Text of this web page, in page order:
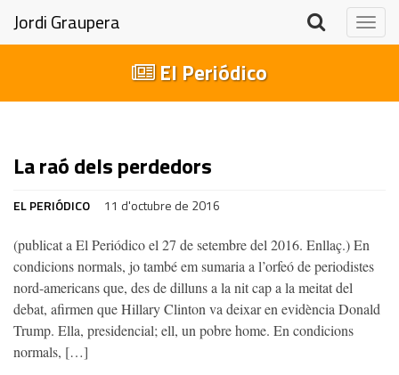
Jordi Graupera
El Periódico
La raó dels perdedors
EL PERIÓDICO 11 d'octubre de 2016
(publicat a El Periódico el 27 de setembre del 2016. Enllaç.) En
condicions normals, jo també em sumaria a l’orfeó de periodistes
nord-americans que, des de dilluns a la nit cap a la meitat del
debat, afirmen que Hillary Clinton va deixar en evidència Donald
Trump. Ella, presidencial; ell, un pobre home. En condicions
normals, […]